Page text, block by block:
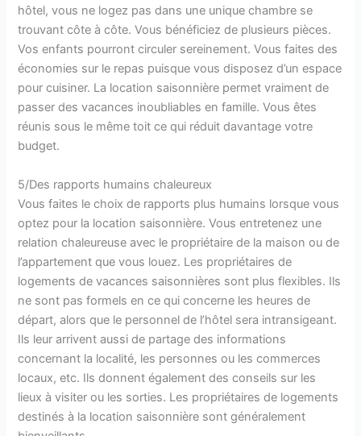
hôtel, vous ne logez pas dans une unique chambre se
trouvant côte à côte. Vous bénéficiez de plusieurs pièces.
Vos enfants pourront circuler sereinement. Vous faites des
économies sur le repas puisque vous disposez d’un espace
pour cuisiner. La location saisonnière permet vraiment de
passer des vacances inoubliables en famille. Vous êtes
réunis sous le même toit ce qui réduit davantage votre
budget.
5/Des rapports humains chaleureux
Vous faites le choix de rapports plus humains lorsque vous
optez pour la location saisonnière. Vous entretenez une
relation chaleureuse avec le propriétaire de la maison ou de
l’appartement que vous louez. Les propriétaires de
logements de vacances saisonnières sont plus flexibles. Ils
ne sont pas formels en ce qui concerne les heures de
départ, alors que le personnel de l’hôtel sera intransigeant.
Ils leur arrivent aussi de partage des informations
concernant la localité, les personnes ou les commerces
locaux, etc. Ils donnent également des conseils sur les
lieux à visiter ou les sorties. Les propriétaires de logements
destinés à la location saisonnière sont généralement